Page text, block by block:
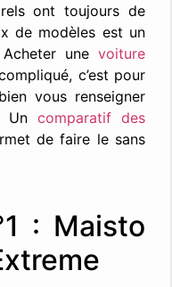
ont toujours de
de modèles est un
une voiture
c’est pour
vous renseigner
Uncomparatif des
de faire le sans
: Maisto